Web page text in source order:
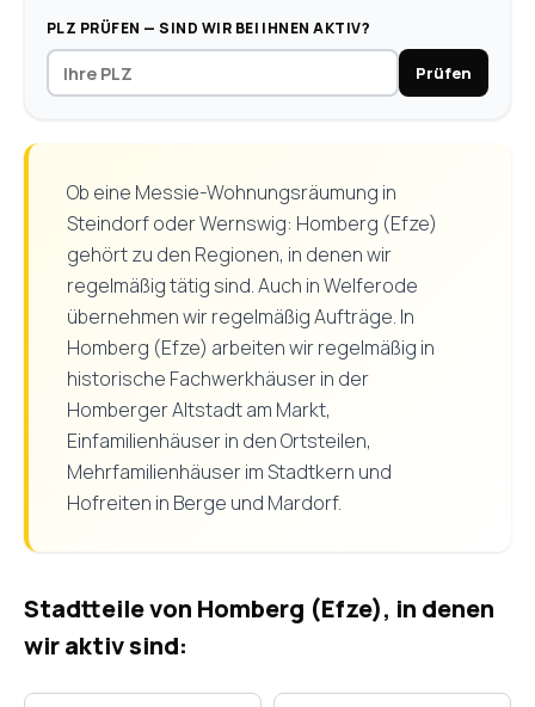
PLZ PRÜFEN — SIND WIR BEI IHNEN AKTIV?
Prüfen
Ob eine Messie-Wohnungsräumung in
Steindorf oder Wernswig: Homberg (Efze)
gehört zu den Regionen, in denen wir
regelmäßig tätig sind. Auch in Welferode
übernehmen wir regelmäßig Aufträge. In
Homberg (Efze) arbeiten wir regelmäßig in
historische Fachwerkhäuser in der
Homberger Altstadt am Markt,
Einfamilienhäuser in den Ortsteilen,
Mehrfamilienhäuser im Stadtkern und
Hofreiten in Berge und Mardorf.
Stadtteile von Homberg (Efze), in denen
wir aktiv sind: